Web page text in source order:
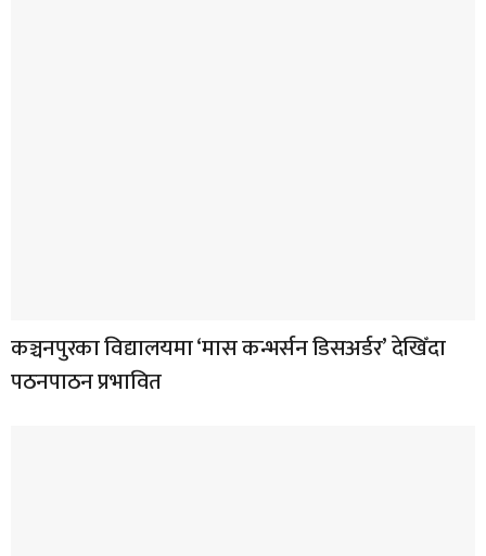
कञ्चनपुरका विद्यालयमा ‘मास कन्भर्सन डिसअर्डर’ देखिँदा
पठनपाठन प्रभावित